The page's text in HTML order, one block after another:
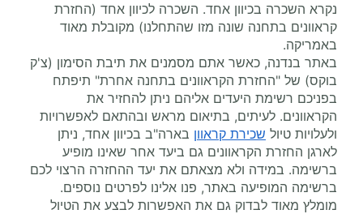
נקרא השכרה בכיוון אחד. השכרה לכיוון אחד (החזרת
קראוונים בתחנה שונה מזו שהתחלנו) מקובלת מאוד
באמריקה.
באתר בנדנה, כאשר אתם מסמנים את תיבת הסימון (צ'ק
בוקס) של "החזרת הקראוונים בתחנה אחרת" תיפתח
בפניכם רשימת היעדים אליהם ניתן להחזיר את
הקראוונים. לעיתים, בתיאום מראש ובהתאם לאפשרויות
ולעלויות טיול שכירת קראוון בארה"ב בכיוון אחד, ניתן
לארגן החזרת הקראוונים גם ביעד אחר שאינו מופיע
ברשימה. במידה ולא מצאתם את יעד ההחזרה הרצוי לכם
ברשימה המופיעה באתר, פנו אלינו לפרטים נוספים.
מומלץ מאוד לבדוק גם את האפשרות לבצע את הטיול